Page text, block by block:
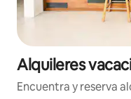
Alquileres
Encuentra y reserva